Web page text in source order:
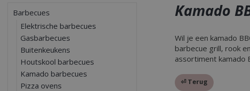
Kamado
Wil je een kamado
barbecue grill, rook
assortiment kamado
⏎ Terug
Barbecues
Elektrische barbecues
Gasbarbecues
Buitenkeukens
Houtskool barbecues
Kamado barbecues
Pizza ovens